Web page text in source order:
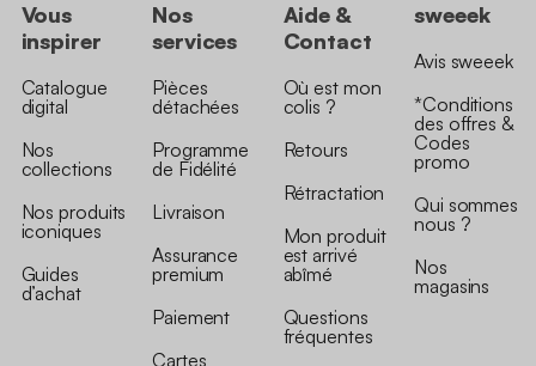
Vous
inspirer
Catalogue
digital
Nos
collections
Nos produits
iconiques
Guides
d’achat
Nos
services
Pièces
détachées
Programme
de Fidélité
Livraison
Assurance
premium
Paiement
Cartes
Aide &
Contact
Où est mon
colis ?
Retours
Rétractation
Mon produit
est arrivé
abîmé
Questions
fréquentes
sweeek
Avis sweeek
*Conditions
des offres &
Codes
promo
Qui sommes
nous ?
Nos
magasins